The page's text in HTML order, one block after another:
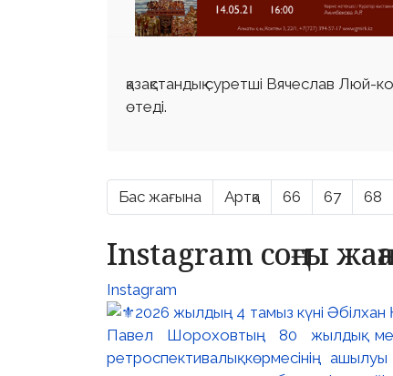
қазақстандық суретші Вячеслав
өтеді.
Бас жағына Артқа 66 67 68
Instagram соңғы
Instagram